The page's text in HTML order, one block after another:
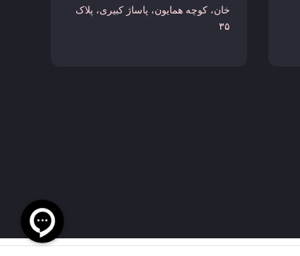
خان، کوچه همایون، پاساژ کبیری، پلاک
۳۵